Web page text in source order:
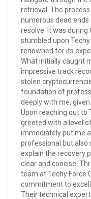
retrieval. The
numerous dead
resolve. It was during
stumbled upon
renowned for its
What initially caught
impressive track
stolen
foundation of
deeply with me,
Upon reaching out to
greeted with a level
immediately put me
professional but also
explain the recovery
clear and concise.
team at Techy Force
commitment to
Their technical